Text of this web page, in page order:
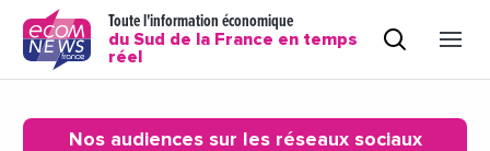
Toute l'information économique
du Sud de la France en temps
réel
Nos audiences sur les réseaux sociaux